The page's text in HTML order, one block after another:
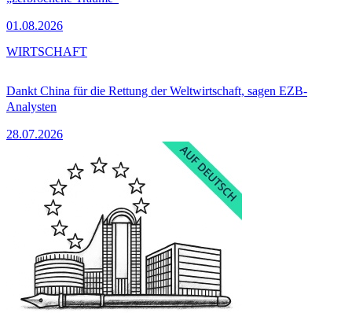
01.08.2026
Dankt China für die Rettung der Weltwirtschaft, sagen EZB-
Analysten
28.07.2026
WIRTSCHAFT